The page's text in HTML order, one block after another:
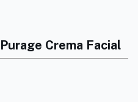
Crema Facial